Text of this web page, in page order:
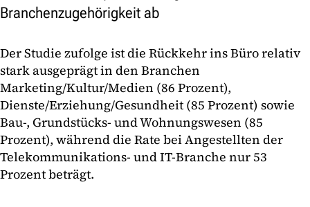
Branchenzugehörigkeit ab
Der Studie zufolge ist die Rückkehr ins Büro relativ
stark ausgeprägt in den Branchen
Marketing/Kultur/Medien (86 Prozent),
Dienste/Erziehung/Gesundheit (85 Prozent) sowie
Bau-, Grundstücks- und Wohnungswesen (85
Prozent), während die Rate bei Angestellten der
Telekommunikations- und IT-Branche nur 53
Prozent beträgt.